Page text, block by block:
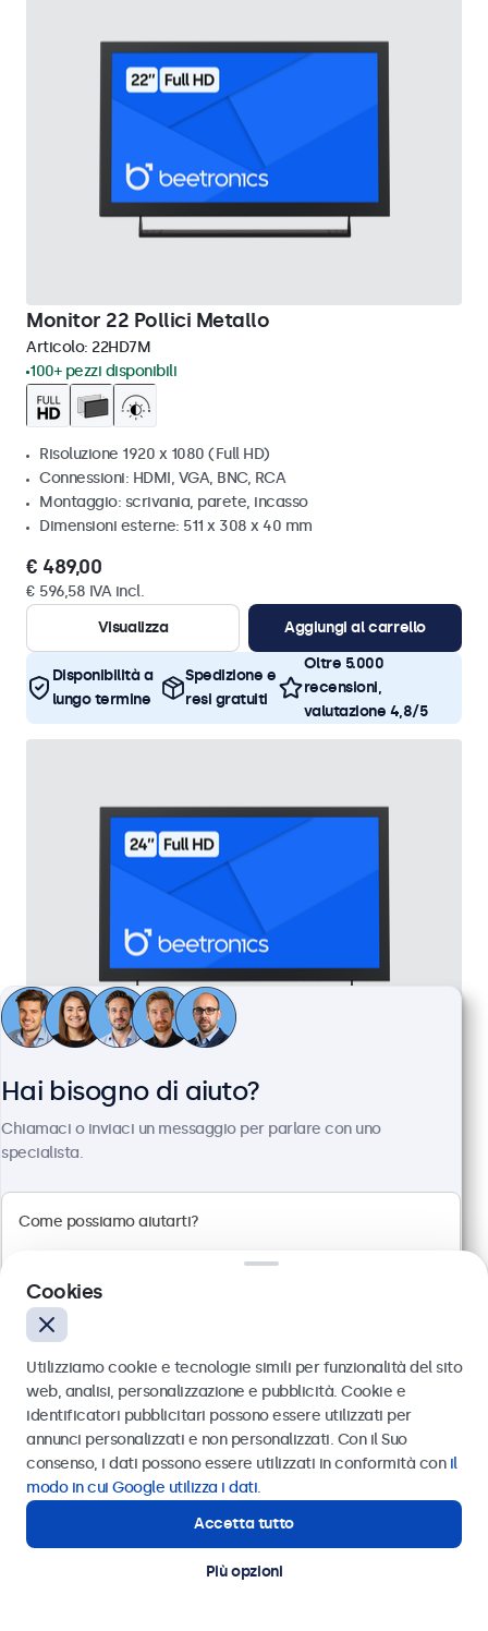
Monitor 22 Pollici Metallo
Articolo: 22HD7M
100+ pezzi disponibili
Risoluzione 1920 x 1080 (Full HD)
Connessioni: HDMI, VGA, BNC, RCA
Montaggio: scrivania, parete, incasso
Dimensioni esterne: 511 x 308 x 40 mm
€ 489,00
€ 596,58 IVA incl.
Visualizza
Aggiungi al carrello
Disponibilità a
lungo termine
Spedizione e
resi gratuiti
Oltre 5.000
recensioni,
valutazione 4,8/5
Monitor 24 Pollici Metallo
24HD7M
100+ pezzi disponibili
Risoluzione 1920 x 1080 (Full HD)
Montaggio: scrivania, parete, incasso
Dimensioni esterne: 560 x 337 x 41 mm
€ 499,00
Visualizza
Aggiungi al carrello
Hai bisogno di aiuto?
Chiamaci o inviaci un messaggio per parlare con uno
specialista.
Inviare
Oppure chiamaci al
Contatta i nostri esperti
Cookies
Utilizziamo cookie e tecnologie simili per funzionalità del sito
web, analisi, personalizzazione e pubblicità. Cookie e
identificatori pubblicitari possono essere utilizzati per
annunci personalizzati e non personalizzati. Con il Suo
consenso, i dati possono essere utilizzati in conformità con il
modo in cui Google utilizza i dati.
Accetta tutto
Più opzioni